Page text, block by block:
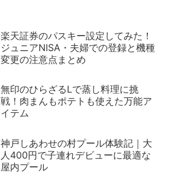
楽天証券のパスキー設定してみた！
ジュニアNISA・夫婦での登録と機種
変更の注意点まとめ
無印のひらざるLで蒸し料理に挑
戦！肉まんもポテトも使えた万能ア
イテム
神戸しあわせの村プール体験記｜大
人400円で子連れデビューに最適な
屋内プール